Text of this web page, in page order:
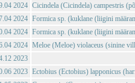
2024 Cicindela (Cicindela) campestris
2024 Formica sp. (kuklane (liigini
2024 Formica sp. (kuklane (liigini
2024 Meloe (Meloe) violaceus (sinine
2023
2023 Ectobius (Ectobius) lapponicus